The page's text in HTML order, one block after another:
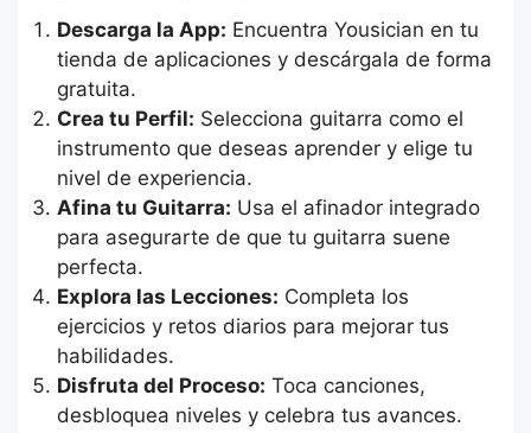
Descarga la App: Encuentra Yousician en tu
tienda de aplicaciones y descárgala de forma
gratuita.
Crea tu Perfil: Selecciona guitarra como el
instrumento que deseas aprender y elige tu
nivel de experiencia.
Afina tu Guitarra: Usa el afinador integrado
para asegurarte de que tu guitarra suene
perfecta.
Explora las Lecciones: Completa los
ejercicios y retos diarios para mejorar tus
habilidades.
Disfruta del Proceso: Toca canciones,
desbloquea niveles y celebra tus avances.